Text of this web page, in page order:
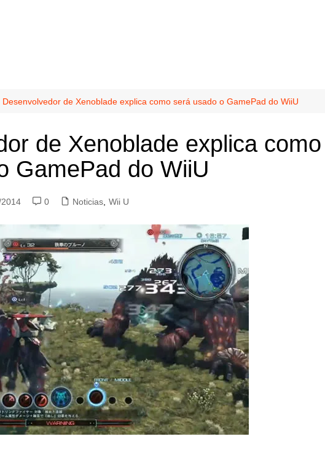
Desenvolvedor de Xenoblade explica como será usado o GamePad do WiiU
de Xenoblade explica como
GamePad do WiiU
0 Noticias Wii U